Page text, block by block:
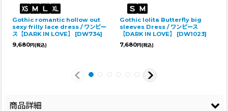
Gothic romantic hollow out
sexy frilly lace dress / ワンピー
ス【DARK IN LOVE】
[DW734]
9,680円 (税込)
Gothic lolita Butterfly big
sleeves Dress / ワンピース
【DARK IN LOVE】
[DW1023]
7,680円 (税込)
商品詳細